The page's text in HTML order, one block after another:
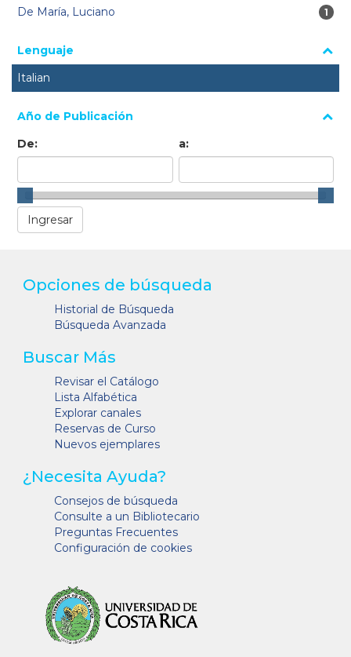
De María, Luciano 1
1
Lenguaje
Italian
Año de Publicación
De:
a:
Opciones de búsqueda
Historial de Búsqueda
Búsqueda Avanzada
Buscar Más
Revisar el Catálogo
Lista Alfabética
Explorar canales
Reservas de Curso
Nuevos ejemplares
¿Necesita Ayuda?
Consejos de búsqueda
Consulte a un Bibliotecario
Preguntas Frecuentes
Configuración de cookies